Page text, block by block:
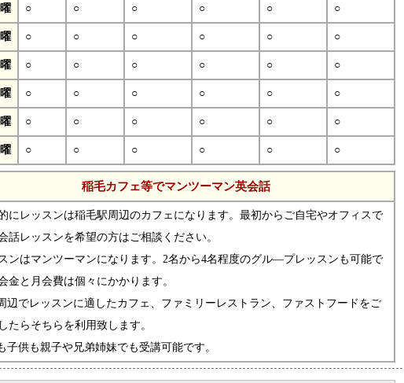
○ ○ ○ ○ ○ ○
○ ○ ○ ○ ○ ○
○ ○ ○ ○ ○ ○
○ ○ ○ ○ ○ ○
○ ○ ○ ○ ○ ○
○ ○ ○ ○ ○ ○
稲毛カフェ等でマンツーマン英会話
にレッスンは稲毛駅周辺のカフェになります。最初からご自宅やオフィスで
話レッスンを希望の方はご相談ください。
ンはマンツーマンになります。2名から4名程度のグル―プレッスンも可能で
金と月会費は個々にかかります。
辺でレッスンに適したカフェ、ファミリーレストラン、ファストフードをご
たらそちらを利用致します。
子供も親子や兄弟姉妹でも受講可能です。